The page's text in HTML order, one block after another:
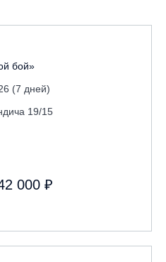
бой»
(7 дней)
19/15
000 ₽